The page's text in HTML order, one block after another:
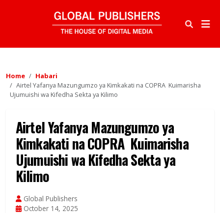
Home
Habari
Airtel Yafanya Mazungumzo ya Kimkakati na COPRA Kuimarisha
Ujumuishi wa Kifedha Sekta ya Kilimo
Airtel Yafanya Mazungumzo ya
Kimkakati na COPRA Kuimarisha
Ujumuishi wa Kifedha Sekta ya
Kilimo
Global Publishers
October 14, 2025